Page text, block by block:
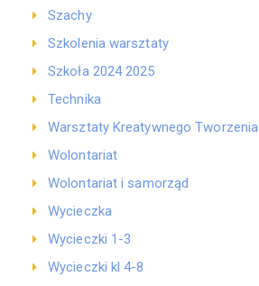
Szachy
Szkolenia warsztaty
Szkoła 2024 2025
Technika
Warsztaty Kreatywnego Tworzenia
Wolontariat
Wolontariat i samorząd
Wycieczka
Wycieczki 1-3
Wycieczki kl 4-8